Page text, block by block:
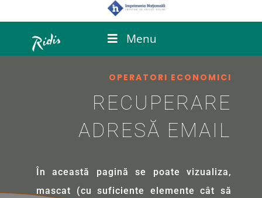
Menu
OPERATORI ECONOMICI
RECUPERARE
ADRESĂ EMAIL
În această pagină se poate vizualiza,
mascat (cu suficiente elemente cât să